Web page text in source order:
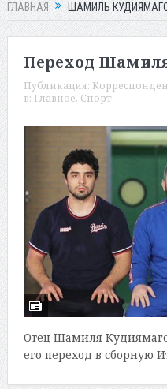
ГЛАВНАЯ ШАМИЛЬ
Переход
Публикация:
в: Главное, Спорт
Отец Шамиля
его переход в сборную